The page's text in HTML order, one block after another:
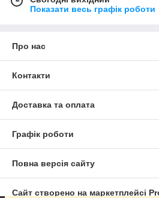
Показати весь графік роботи
Про нас
Контакти
Доставка та оплата
Графік роботи
Повна версія сайту
Сайт створено на маркетплейсі